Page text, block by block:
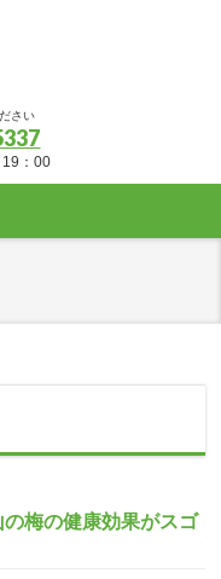
さい
19：00
梅の健康効果がスゴ